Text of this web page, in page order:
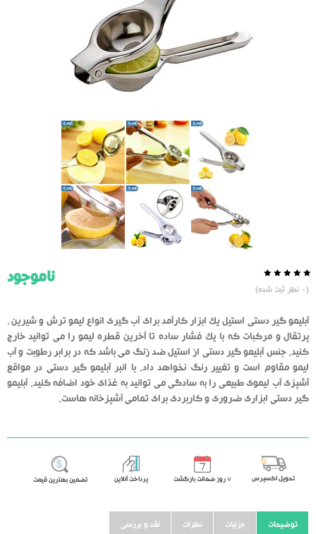
از
50
رای
دهنده
(
0 نظر ثبت شده)
ناموجود
آبلیمو گیر دستی استیل یک ابزار کارآمد برای آب گیری انواع لیمو ترش و شیرین ،
پرتقال و مرکبات که با یک فشار ساده تا آخرین قطره لیمو را می توانید خارج
کنید. جنس آبلیمو گیر دستی از استیل ضد زنگ می باشد که در برابر رطوبت و آب
لیمو مقاوم است و تغییر رنگ نخواهد داد. با انبر آبلیمو گیر دستی در مواقع
آشپزی آب لیموی طبیعی را به سادگی می توانید به غذای خود اضافه کنید. آبلیمو
گیر دستی ابزاری ضروری و کاربردی برای تمامی آشپزخانه هاست.
تحویل اکسپرس ٧ روز ضمانت بازگشت پرداخت آنلاین تضمین بهترین قیمت
توضیحات جزئیات نظرات نقد و بررسی